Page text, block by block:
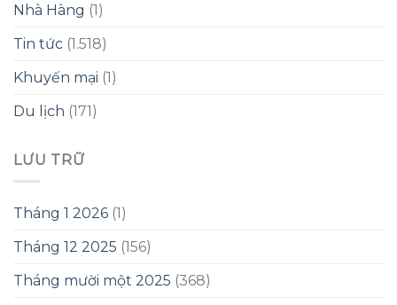
Nhà Hàng (1)
Tin tức (1.518)
Khuyến mại (1)
Du lịch (171)
LƯU TRỮ
Tháng 1 2026 (1)
Tháng 12 2025 (156)
Tháng mười một 2025 (368)